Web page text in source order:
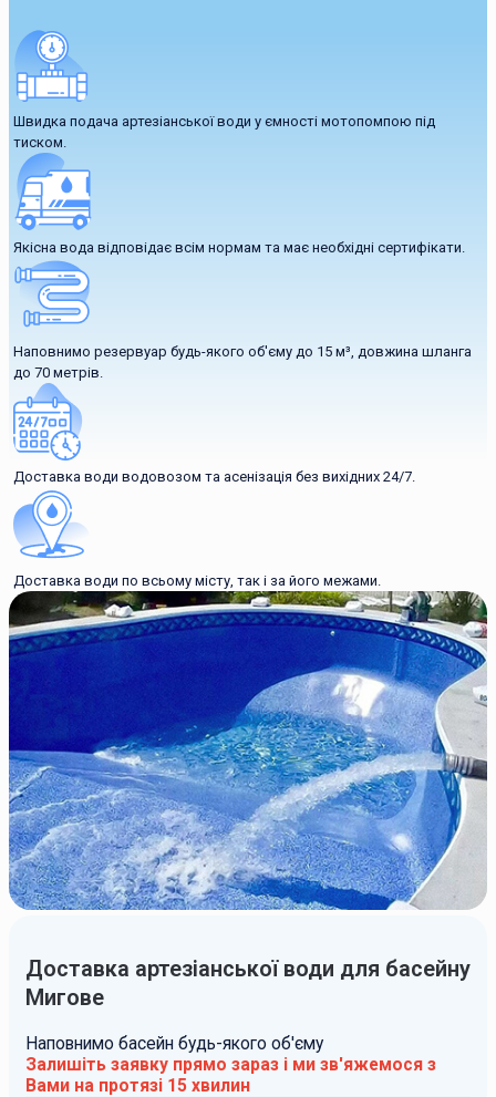
Швидка подача артезіанської води у ємності мотопомпою під
тиском.
Якісна вода відповідає всім нормам та має необхідні сертифікати.
Наповнимо резервуар будь-якого об'єму до 15 м³, довжина шланга
до 70 метрів.
Доставка води водовозом та асенізація без вихідних 24/7.
Доставка води по всьому місту, так і за його межами.
Доставка артезіанської води для басейну
Мигове
Наповнимо басейн будь-якого об'єму
Залишіть заявку прямо зараз і ми зв'яжемося з
Вами на протязі 15 хвилин